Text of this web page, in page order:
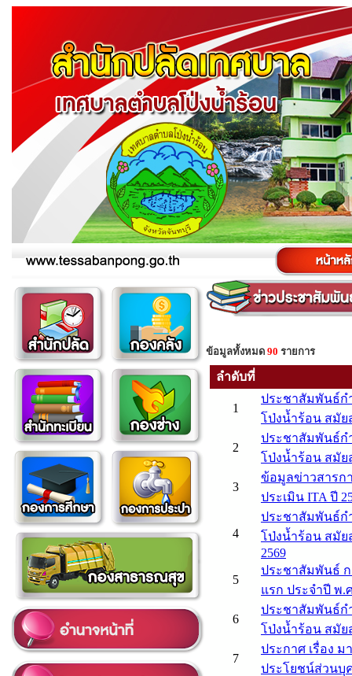
ข้อมูลทั้งหมด 90 รายการ
ลำดับที่
1
ประชาสัมพันธ์ก
โป่งน้ำร้อน สมัย
2
ประชาสัมพันธ์ก
โป่งน้ำร้อน สมัย
3
ข้อมูลข่าวสารก
ประเมิน ITA ปี
4
ประชาสัมพันธ์ก
โป่งน้ำร้อน สมัย
2569
5
ประชาสัมพันธ์
แรก ประจำปี พ.
6
ประชาสัมพันธ์ก
โป่งน้ำร้อน สมัย
7
ประกาศ เรื่อง
ประโยชน์ส่วนบุ